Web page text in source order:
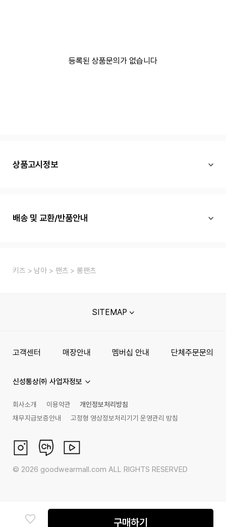
등록된 상품문의가 없습니다
상품고시정보
배송 및 교환/반품안내
키즈 남아 팬츠 롱팬츠
구매하기
SITEMAP
고객센터 매장안내 멤버십 안내 단체주문문의
신성통상㈜ 사업자정보
회사소개 이용약관
개인정보처리방침
채무지급보증안내
고정형 영상정보처리기기 운영관리 방침
© 2026 goodwearmall.com ALL RIGHTS RESERVED